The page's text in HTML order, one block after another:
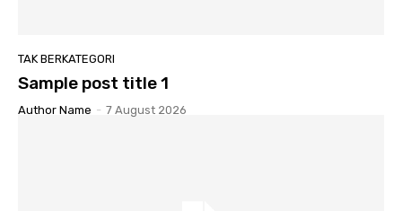
TAK BERKATEGORI
Sample post title 1
Author Name - 7 August 2026